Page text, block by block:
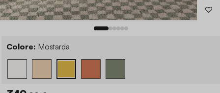
Colore: Mostarda